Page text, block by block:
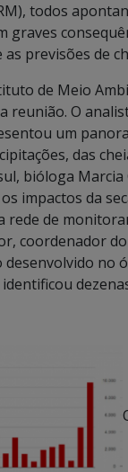
todos
graves
previsões de
de Meio
reunião. O
um
das
bióloga
impactos da
rede de
coordenador
no